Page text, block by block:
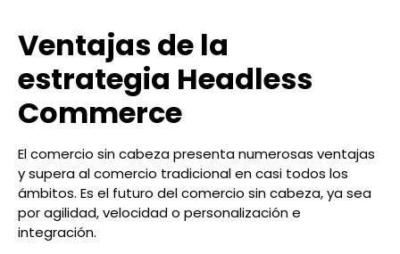
Ventajas de la
estrategia Headless
Commerce
El comercio sin cabeza presenta numerosas ventajas
y supera al comercio tradicional en casi todos los
ámbitos. Es el futuro del comercio sin cabeza, ya sea
por agilidad, velocidad o personalización e
integración.